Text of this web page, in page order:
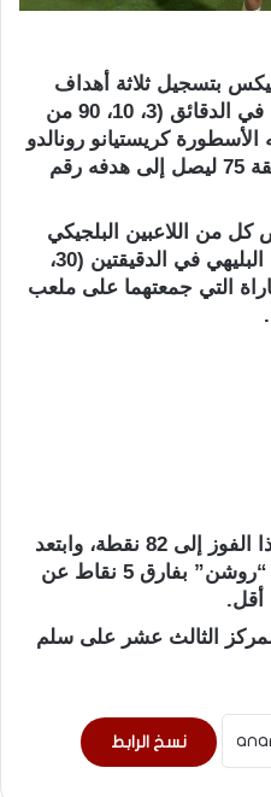
بتسجيل ثلاثة أهداف
الأول والثاني والرابع “هاتريك” في الدقائق (3، 10، 90 من
كريستيانو رونالدو
بإحراز الهدف الثالث عند الدقيقة 75 ليصل إلى هدفه رقم
كل من اللاعبين البلجيكي
يانيك كاراسكو والسعودي علي البليهي في الدقيقتين (30،
التي جمعتهما على ملعب
ورفع نادي النصر رصيده بعد هذا الفوز إلى 82 نقطة، وابتعد
في صدارة جدول ترتيب دوري “روشن” بفارق 5 نقاط عن
أقل.
الثالث عشر على سلم
نسخ الرابط